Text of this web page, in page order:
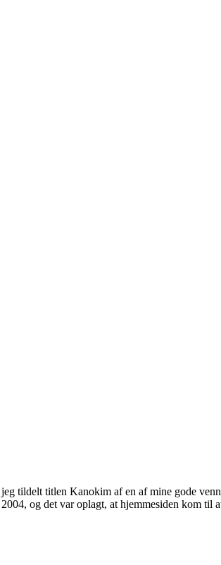
tildelt titlen Kanokim af en af mine gode
og det var oplagt, at hjemmesiden kom til